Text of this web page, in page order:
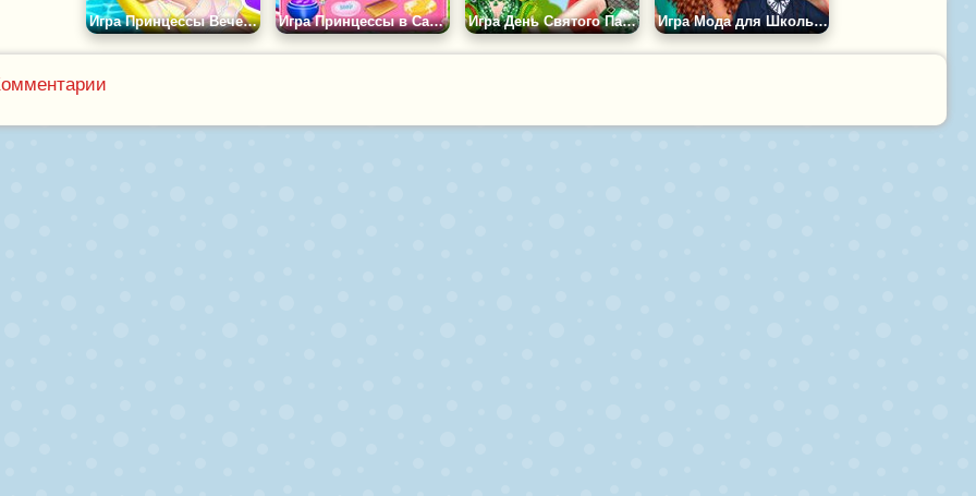
Игра Принцессы Вечеринка у Бассейна Игра Принцессы в Салоне Красоты Игра День Святого Патрика: Вызов Игра Мода для Школьниц Принцесс